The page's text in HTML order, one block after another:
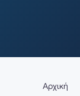
Αρχική